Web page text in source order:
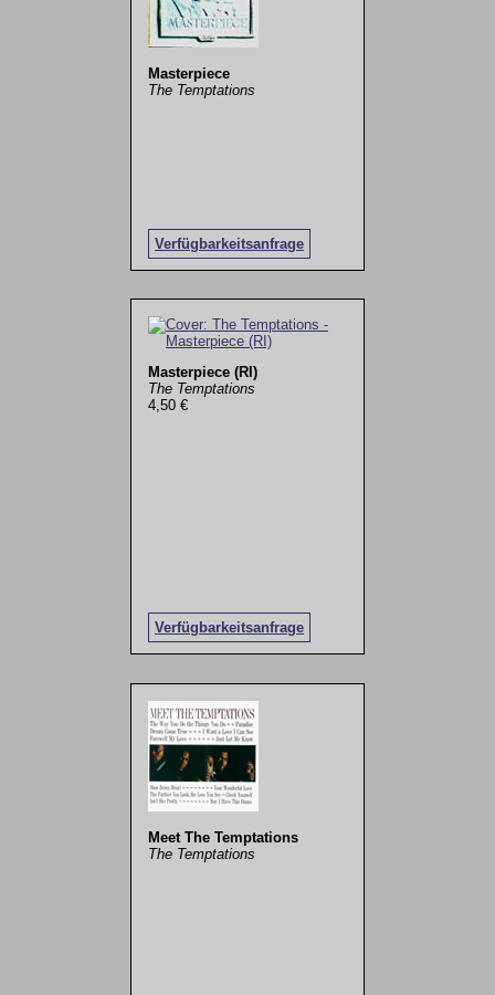
Masterpiece
The Temptations
Verfügbarkeitsanfrage
Masterpiece (RI)
The Temptations
4,50 €
Verfügbarkeitsanfrage
Meet The Temptations
The Temptations